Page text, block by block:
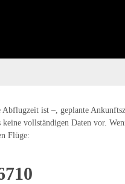
ist –, geplante
vollständigen Daten vor.
Flüge: